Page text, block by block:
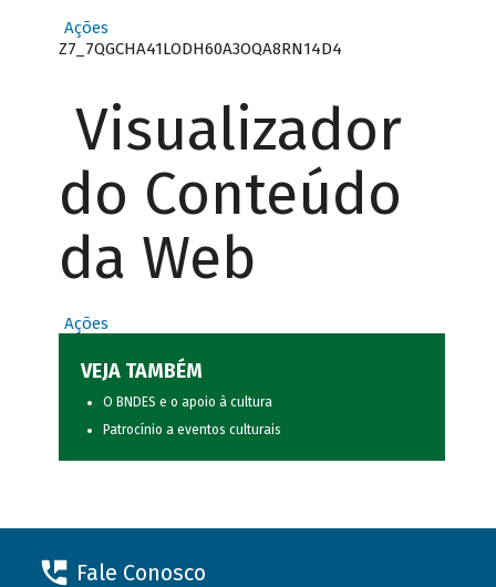
Ações
Z7_7QGCHA41LODH60A3OQA8RN14D4
Visualizador
do Conteúdo
da Web
Ações
VEJA TAMBÉM
O BNDES e o apoio à cultura
Patrocínio a eventos culturais
Fale Conosco